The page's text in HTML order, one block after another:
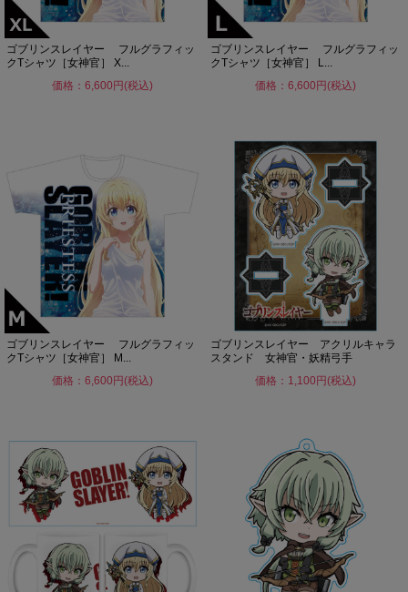
ゴブリンスレイヤー フルグラフィッ
クTシャツ［女神官］ X...
価格：6,600円(税込)
ゴブリンスレイヤー フルグラフィッ
クTシャツ［女神官］ L...
価格：6,600円(税込)
ゴブリンスレイヤー フルグラフィッ
クTシャツ［女神官］ M...
価格：6,600円(税込)
ゴブリンスレイヤー アクリルキャラ
スタンド 女神官・妖精弓手
価格：1,100円(税込)